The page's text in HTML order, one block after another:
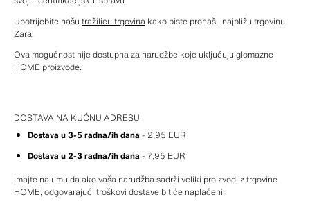
Upotrijebite našu tražilicu trgovina kako biste pronašli najbližu trgovinu
Zara.
Ova mogućnost nije dostupna za narudžbe koje uključuju glomazne
HOME proizvode.
DOSTAVA NA KUĆNU ADRESU
Dostava u 3-5 radna/ih dana - 2,95 EUR
Dostava u 2-3 radna/ih dana - 7,95 EUR
Imajte na umu da ako vaša narudžba sadrži veliki proizvod iz trgovine
HOME, odgovarajući troškovi dostave bit će naplaćeni.